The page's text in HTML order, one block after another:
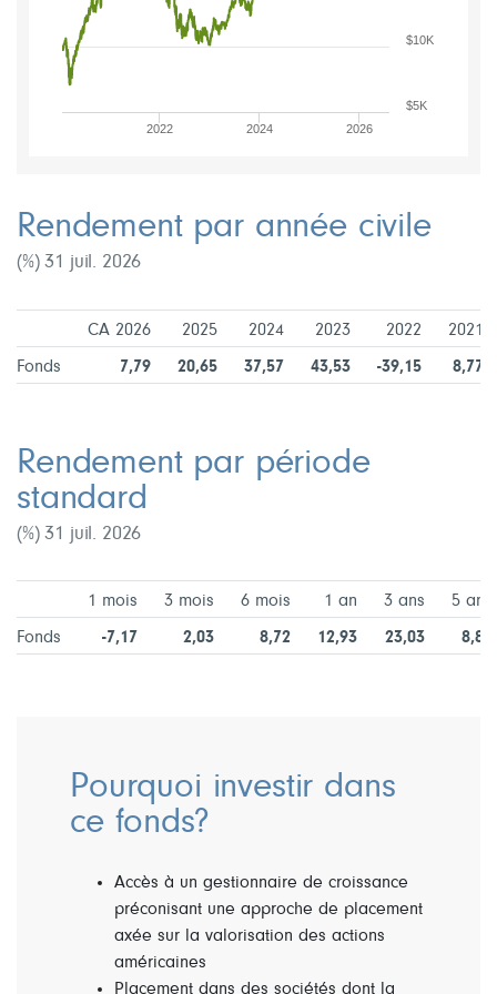
2022 2024 2026
$5K
$10K
Rendement par année civile
(%) 31 juil. 2026
CA 2026 2025 2024 2023 2022 2021
Fonds 7,79 20,65 37,57 43,53 -39,15 8,77
Rendement par période
standard
(%) 31 juil. 2026
1 mois 3 mois 6 mois 1 an 3 ans 5 ans
Fonds -7,17 2,03 8,72 12,93 23,03 8,80
Pourquoi investir dans
ce fonds?
Accès à un gestionnaire de croissance
préconisant une approche de placement
axée sur la valorisation des actions
américaines
Placement dans des sociétés dont la